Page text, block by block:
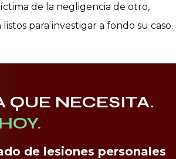
de la negligencia de otro,
para investigar a fondo su caso.
QUE NECESITA.
de lesiones personales